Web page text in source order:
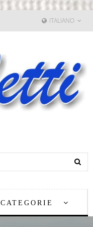
ITALIANO
CATEGORIE